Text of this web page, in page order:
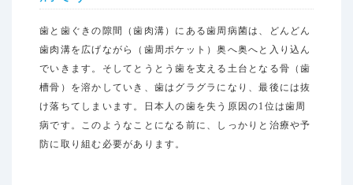
歯と歯ぐきの隙間（歯肉溝）にある歯周病菌は、どんどん
歯肉溝を広げながら（歯周ポケット）奥へ奥へと入り込ん
でいきます。そしてとうとう歯を支える土台となる骨（歯
槽骨）を溶かしていき、歯はグラグラになり、最後には抜
け落ちてしまいます。日本人の歯を失う原因の1位は歯周
病です。このようなことになる前に、しっかりと治療や予
防に取り組む必要があります。